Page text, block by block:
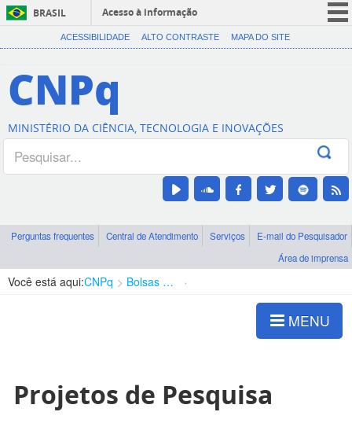
BRASIL
Acesso à informação
CORONAVÍRUS (COVID-19)
Canais
ACESSIBILIDADE ALTO CONTRASTE MAPA DO SITE
CNPq
MINISTÉRIO DA CIÊNCIA, TECNOLOGIA E INOVAÇÕES
Perguntas frequentes Central de Atendimento Serviços
E-mail do Pesquisador
Área de imprensa
Você está aqui:CNPq Bolsas e Auxílios Vigentes
MENU
Projetos de Pesquisa